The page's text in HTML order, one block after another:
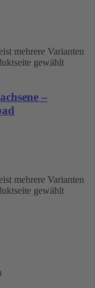
mehrere Varianten
gewählt
–
mehrere Varianten
gewählt